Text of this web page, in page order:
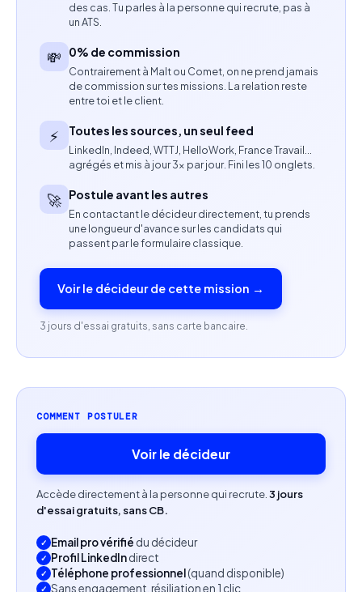
Capacité à travailler en autonomie.
Sens de l’organisation et rigueur.
Esprit de conquête et goût du challenge.
Capacité à travailler avec des objectifs
commerciaux.
Commercial freelance ou indépendant.
Profil orienté prospection et closing.
Une expérience dans l’e-commerce ou le
marketing digital est un plus.
des cas. Tu parles à la personne qui recrute, pas à
un ATS.
💸 0% de commission
Contrairement à Malt ou Comet, on ne prend jamais
de commission sur tes missions. La relation reste
entre toi et le client.
⚡ Toutes les sources, un seul feed
LinkedIn, Indeed, WTTJ, HelloWork, France Travail…
agrégés et mis à jour 3× par jour. Fini les 10 onglets.
🚀 Postule avant les autres
En contactant le décideur directement, tu prends
une longueur d'avance sur les candidats qui
passent par le formulaire classique.
Voir le décideur de cette mission →
3 jours d'essai gratuits, sans carte bancaire.
COMMENT POSTULER
Voir le décideur
Accède directement à la personne qui recrute. 3 jours
d'essai gratuits, sans CB.
Email pro vérifié du décideur
Profil LinkedIndirect
Téléphone professionnel(quand disponible)
Sans engagement, résiliation en 1 clic